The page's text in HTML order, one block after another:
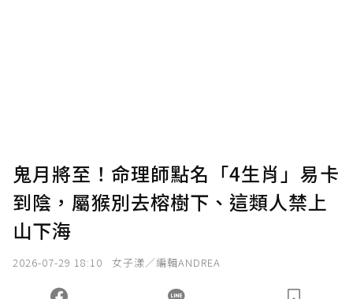
鬼月將至！命理師點名「4生肖」易卡
到陰，屬猴別去榕樹下、這類人禁上
山下海
2026-07-29 18:10 女子漾／編輯ANDREA